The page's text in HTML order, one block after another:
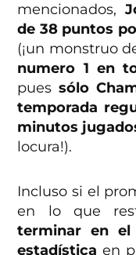
mencionados,
de 38 puntos
(¡un monstruo
numero 1 en
puessólo
temporada
minutos
locura!).
Incluso si el
en lo que
terminar en el
estadística en